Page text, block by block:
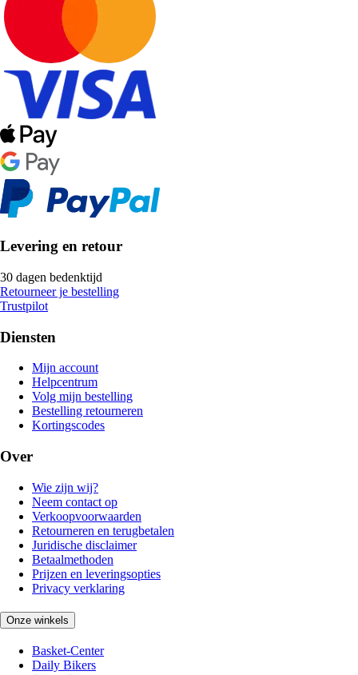
Levering en retour
30 dagen bedenktijd
Retourneer je bestelling
Trustpilot
Diensten
Mijn account
Helpcentrum
Volg mijn bestelling
Bestelling retourneren
Kortingscodes
Over
Wie zijn wij?
Neem contact op
Verkoopvoorwaarden
Retourneren en terugbetalen
Juridische disclaimer
Betaalmethoden
Prijzen en leveringsopties
Privacy verklaring
Onze winkels
Basket-Center
Daily Bikers